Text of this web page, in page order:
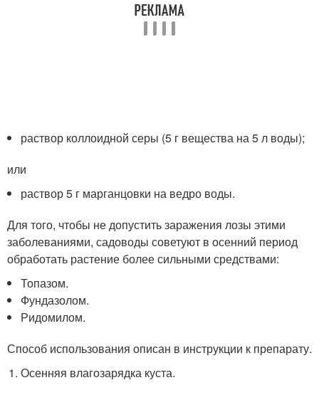
раствор коллоидной серы (5 г вещества на 5 л воды);
или
раствор 5 г марганцовки на ведро воды.
Для того, чтобы не допустить заражения лозы этими
заболеваниями, садоводы советуют в осенний период
обработать растение более сильными средствами:
Топазом.
Фундазолом.
Ридомилом.
Способ использования описан в инструкции к препарату.
Осенняя влагозарядка куста.